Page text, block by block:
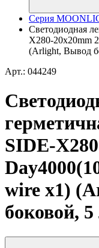
Серия
Светодиодная
X280-20x20mm
(Arlight, Вывод
Арт.: 044249
SIDE-
wire x1)
боковой, 5